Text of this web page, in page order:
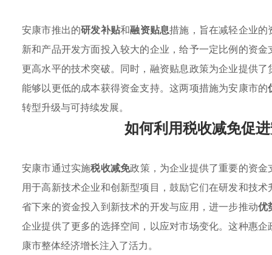
安康市推出的研发补贴和融资贴息措施，旨在减轻企业
新和产品开发方面投入较大的企业，给予一定比例的资
更高水平的技术突破。同时，融资贴息政策为企业提供
能够以更低的成本获得资金支持。这两项措施为安康市的
转型升级与可持续发展。
如何利用税收减免促
安康市通过实施税收减免政策，为企业提供了重要的资
用于高新技术企业和创新型项目，鼓励它们在研发和技
省下来的资金投入到新技术的开发与应用，进一步推动优
企业提供了更多的选择空间，以应对市场变化。这种惠
康市整体经济增长注入了活力。